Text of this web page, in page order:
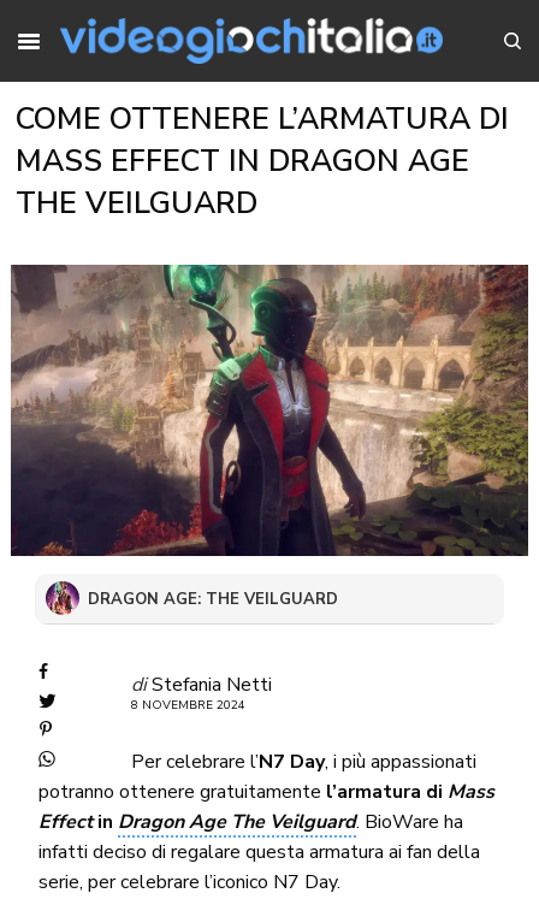
COME OTTENERE L’ARMATURA DI
MASS EFFECT IN DRAGON AGE
THE VEILGUARD
DRAGON AGE: THE VEILGUARD
diStefania Netti
8 NOVEMBRE 2024
Per celebrare l’N7 Day, i più appassionati
potranno ottenere gratuitamente l’armatura di Mass
Effectin Dragon Age The Veilguard. BioWare ha
infatti deciso di regalare questa armatura ai fan della
serie, per celebrare l’iconico N7 Day.